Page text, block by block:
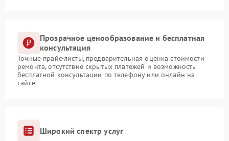
Прозрачное ценообразование и бесплатная
консультация
Точные прайс-листы, предварительная оценка стоимости
ремонта, отсутствие скрытых платежей и возможность
бесплатной консультации по телефону или онлайн на
сайте
Широкий спектр услуг